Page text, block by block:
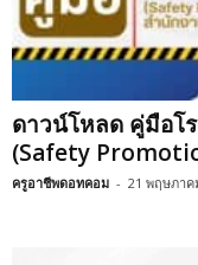
ดาวน์โหลด คู่มือโ
(Safety
ครูอาชีพดอทคอม - 21 พฤษภาค